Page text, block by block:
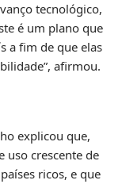
tecnológico,
é um plano que
a fim de que elas
afirmou.
explicou que,
uso crescente de
ricos, e que